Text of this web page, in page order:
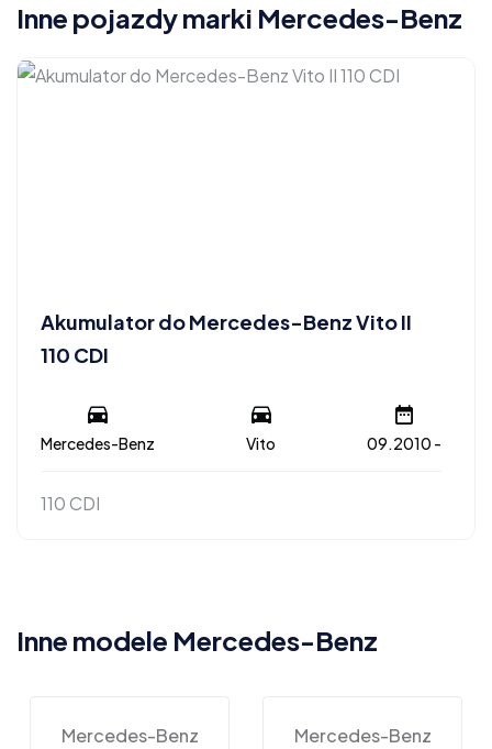
Inne pojazdy marki Mercedes-Benz
Akumulator do Mercedes-Benz Vito II
110 CDI
Mercedes-Benz Vito 09.2010 -
110 CDI
Inne modele Mercedes-Benz
Mercedes-Benz
Mercedes-Benz